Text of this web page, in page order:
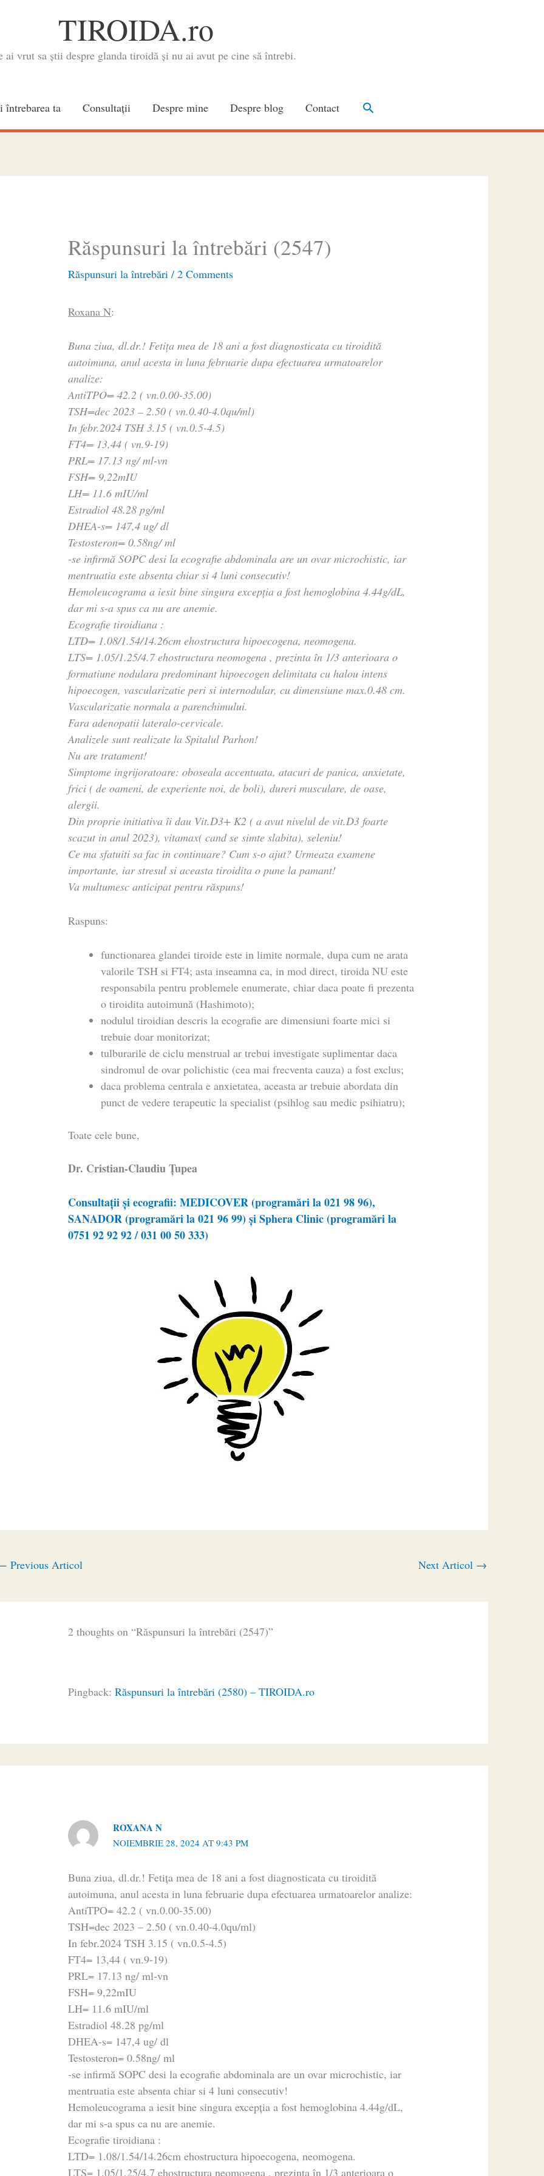
TIROIDA.ro
ai vrut sa știi despre glanda tiroidă și nu ai avut pe cine să întrebi.
întrebarea ta Consultaţii Despre mine Despre blog Contact Search
Răspunsuri la întrebări (2547)
Răspunsuri la întrebări /2 Comments
Roxana N:
Buna ziua, dl.dr.! Fetița mea de 18 ani a fost diagnosticata cu tiroidită
autoimuna, anul acesta in luna februarie dupa efectuarea urmatoarelor
analize:
AntiTPO= 42.2 ( vn.0.00-35.00)
TSH=dec 2023 – 2.50 ( vn.0.40-4.0qu/ml)
In febr.2024 TSH 3.15 ( vn.0.5-4.5)
FT4= 13,44 ( vn.9-19)
PRL= 17.13 ng/ ml-vn
FSH= 9,22mIU
LH= 11.6 mIU/ml
Estradiol 48.28 pg/ml
DHEA-s= 147,4 ug/ dl
Testosteron= 0.58ng/ ml
-se infirmă SOPC desi la ecografie abdominala are un ovar microchistic, iar
mentruatia este absenta chiar si 4 luni consecutiv!
Hemoleucograma a iesit bine singura excepția a fost hemoglobina 4.44g/dL,
dar mi s-a spus ca nu are anemie.
Ecografie tiroidiana :
LTD= 1.08/1.54/14.26cm ehostructura hipoecogena, neomogena.
LTS= 1.05/1.25/4.7 ehostructura neomogena , prezinta în 1/3 anterioara o
formatiune nodulara predominant hipoecogen delimitata cu halou intens
hipoecogen, vascularizatie peri si internodular, cu dimensiune max.0.48 cm.
Vascularizatie normala a parenchimului.
Fara adenopatii lateralo-cervicale.
Analizele sunt realizate la Spitalul Parhon!
Nu are tratament!
Simptome ingrijoratoare: oboseala accentuata, atacuri de panica, anxietate,
frici ( de oameni, de experiente noi, de boli), dureri musculare, de oase,
alergii.
Din proprie initiativa îi dau Vit.D3+ K2 ( a avut nivelul de vit.D3 foarte
scazut in anul 2023), vitamax( cand se simte slabita), seleniu!
Ce ma sfatuiti sa fac in continuare? Cum s-o ajut? Urmeaza examene
importante, iar stresul si aceasta tiroidita o pune la pamant!
Va multumesc anticipat pentru răspuns!
Raspuns:
functionarea glandei tiroide este in limite normale, dupa cum ne arata
valorile TSH si FT4; asta inseamna ca, in mod direct, tiroida NU este
responsabila pentru problemele enumerate, chiar daca poate fi prezenta
o tiroidita autoimună (Hashimoto);
nodulul tiroidian descris la ecografie are dimensiuni foarte mici si
trebuie doar monitorizat;
tulburarile de ciclu menstrual ar trebui investigate suplimentar daca
sindromul de ovar polichistic (cea mai frecventa cauza) a fost exclus;
daca problema centrala e anxietatea, aceasta ar trebuie abordata din
punct de vedere terapeutic la specialist (psihlog sau medic psihiatru);
Toate cele bune,
Dr. Cristian-Claudiu Ţupea
Consultații și ecografii: MEDICOVER (programări la 021 98 96),
SANADOR (programări la 021 96 99) și Sphera Clinic (programări la
0751 92 92 92 / 031 00 50 333)
Previous Articol Next Articol →
2 thoughts on “Răspunsuri la întrebări (2547)”
Pingback:Răspunsuri la întrebări (2580) – TIROIDA.ro
ROXANA N
NOIEMBRIE 28, 2024 AT 9:43 PM
Buna ziua, dl.dr.! Fetița mea de 18 ani a fost diagnosticata cu tiroidită
autoimuna, anul acesta in luna februarie dupa efectuarea urmatoarelor analize:
AntiTPO= 42.2 ( vn.0.00-35.00)
TSH=dec 2023 – 2.50 ( vn.0.40-4.0qu/ml)
In febr.2024 TSH 3.15 ( vn.0.5-4.5)
FT4= 13,44 ( vn.9-19)
PRL= 17.13 ng/ ml-vn
FSH= 9,22mIU
LH= 11.6 mIU/ml
Estradiol 48.28 pg/ml
DHEA-s= 147,4 ug/ dl
Testosteron= 0.58ng/ ml
-se infirmă SOPC desi la ecografie abdominala are un ovar microchistic, iar
mentruatia este absenta chiar si 4 luni consecutiv!
Hemoleucograma a iesit bine singura excepția a fost hemoglobina 4.44g/dL,
dar mi s-a spus ca nu are anemie.
Ecografie tiroidiana :
LTD= 1.08/1.54/14.26cm ehostructura hipoecogena, neomogena.
LTS= 1.05/1.25/4.7 ehostructura neomogena , prezinta în 1/3 anterioara o